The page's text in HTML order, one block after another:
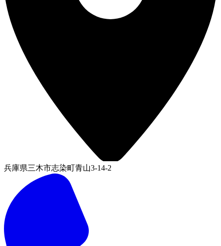
兵庫県三木市志染町青山3-14-2